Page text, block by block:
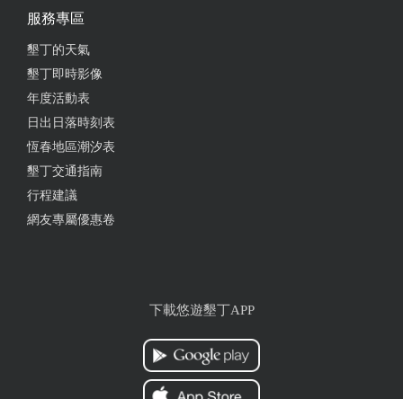
因為心血來潮，突然下來南灣玩 隔天沒交通工具，打
電話跟老闆 訊問，好在老闆願意救援，來南灣載
我，就租了這裡的車，謝謝老闆的親切服務，下次就
服務專區
墾丁的天氣
墾丁即時影像
年度活動表
日出日落時刻表
恆春地區潮汐表
墾丁交通指南
行程建議
網友專屬優惠卷
下載悠遊墾丁APP